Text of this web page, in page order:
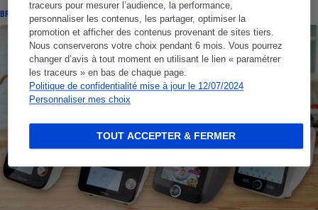
traceurs pour mesurer l’audience, la performance,
personnaliser les contenus, les partager, optimiser la
promotion et afficher des contenus provenant de sites tiers.
Nous conserverons votre choix pendant 6 mois. Vous pourrez
changer d’avis à tout moment en utilisant le lien « paramétrer
les traceurs » en bas de chaque page.
Politique de confidentialité mise à jour le 12/07/2024
Personnaliser mes choix
TOUT ACCEPTER & FERMER
BRÈVE